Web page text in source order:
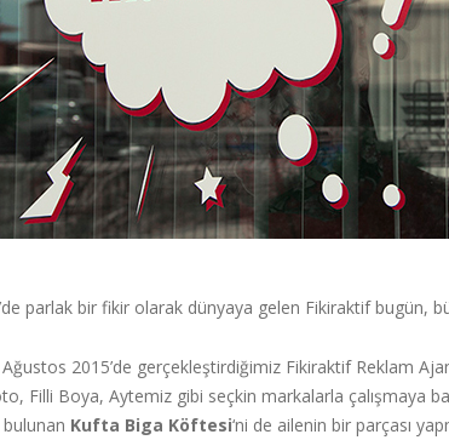
parlak bir fikir olarak dünyaya gelen Fikiraktif bugün,
2015’de gerçekleştirdiğimiz Fikiraktif Reklam
Filli Boya, Aytemiz gibi seçkin markalarla çalışmaya
Kufta Biga Köftesi‘ni de ailenin bir parçası